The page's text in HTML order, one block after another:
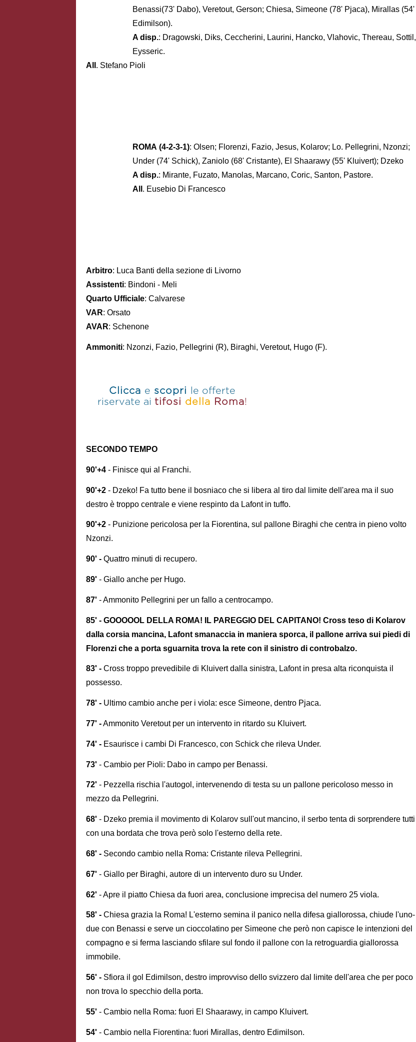
Benassi(73' Dabo), Veretout, Gerson; Chiesa, Simeone (78' Pjaca), Mirallas (54'
Edimilson).
A disp.: Dragowski, Diks, Ceccherini, Laurini, Hancko, Vlahovic, Thereau, Sottil,
Eysseric.
All . Stefano Pioli
ROMA (4-2-3-1): Olsen; Florenzi, Fazio, Jesus, Kolarov; Lo. Pellegrini, Nzonzi;
Under (74' Schick), Zaniolo (68' Cristante), El Shaarawy (55' Kluivert); Dzeko
A disp.: Mirante, Fuzato, Manolas, Marcano, Coric, Santon, Pastore.
All . Eusebio Di Francesco
Arbitro: Luca Banti della sezione di Livorno
Assistenti: Bindoni - Meli
Quarto Ufficiale: Calvarese
VAR: Orsato
AVAR: Schenone
Ammoniti: Nzonzi, Fazio, Pellegrini (R), Biraghi, Veretout, Hugo (F).
SECONDO TEMPO
90'+4 - Finisce qui al Franchi.
90'+2 - Dzeko! Fa tutto bene il bosniaco che si libera al tiro dal limite dell'area ma il suo
destro è troppo centrale e viene respinto da Lafont in tuffo.
90'+2 - Punizione pericolosa per la Fiorentina, sul pallone Biraghi che centra in pieno volto
Nzonzi.
90' - Quattro minuti di recupero.
89' - Giallo anche per Hugo.
87' - Ammonito Pellegrini per un fallo a centrocampo.
85' - GOOOOOL DELLA ROMA! IL PAREGGIO DEL CAPITANO! Cross teso di Kolarov
dalla corsia mancina, Lafont smanaccia in maniera sporca, il pallone arriva sui piedi di
Florenzi che a porta sguarnita trova la rete con il sinistro di controbalzo.
83' - Cross troppo prevedibile di Kluivert dalla sinistra, Lafont in presa alta riconquista il
possesso.
78' - Ultimo cambio anche per i viola: esce Simeone, dentro Pjaca.
77' -Ammonito Veretout per un intervento in ritardo su Kluivert.
74' - Esaurisce i cambi Di Francesco, con Schick che rileva Under.
73' - Cambio per Pioli: Dabo in campo per Benassi.
72' - Pezzella rischia l'autogol, intervenendo di testa su un pallone pericoloso messo in
mezzo da Pellegrini.
68' - Dzeko premia il movimento di Kolarov sull'out mancino, il serbo tenta di sorprendere tutti
con una bordata che trova però solo l'esterno della rete.
68' - Secondo cambio nella Roma: Cristante rileva Pellegrini.
67' - Giallo per Biraghi, autore di un intervento duro su Under.
62' - Apre il piatto Chiesa da fuori area, conclusione imprecisa del numero 25 viola.
58' - Chiesa grazia la Roma! L'esterno semina il panico nella difesa giallorossa, chiude l'uno-
due con Benassi e serve un cioccolatino per Simeone che però non capisce le intenzioni del
compagno e si ferma lasciando sfilare sul fondo il pallone con la retroguardia giallorossa
immobile.
56' - Sfiora il gol Edimilson, destro improvviso dello svizzero dal limite dell'area che per poco
non trova lo specchio della porta.
55' - Cambio nella Roma: fuori El Shaarawy, in campo Kluivert.
54' - Cambio nella Fiorentina: fuori Mirallas, dentro Edimilson.